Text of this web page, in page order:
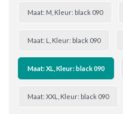
Maat: M, Kleur: black 090
Maat: L, Kleur: black 090
Maat: XL, Kleur: black 090
Maat: XXL, Kleur: black 090